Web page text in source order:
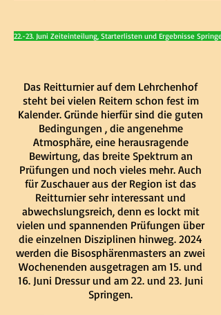
22.-23. Juni Zeiteinteilung, Starterlisten und Ergebnisse
Das Reitturnier auf dem Lehrchenhof
steht bei vielen Reitern schon fest im
Kalender. Gründe hierfür sind die guten
Bedingungen , die angenehme
Atmosphäre, eine herausragende
Bewirtung, das breite Spektrum an
Prüfungen und noch vieles mehr. Auch
für Zuschauer aus der Region ist das
Reitturnier sehr interessant und
abwechslungsreich, denn es lockt mit
vielen und spannenden Prüfungen über
die einzelnen Disziplinen hinweg. 2024
werden die Bisosphärenmasters an zwei
Wochenenden ausgetragen am 15. und
16. Juni Dressur und am 22. und 23. Juni
Springen.